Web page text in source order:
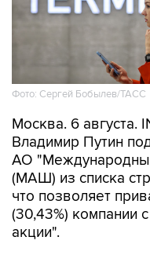
Фото: Сергей Бобылев/ТАСС
Москва. 6 августа.
Владимир Путин
АО
(МАШ) из списка
что позволяет
(30,43%) компании
акции".